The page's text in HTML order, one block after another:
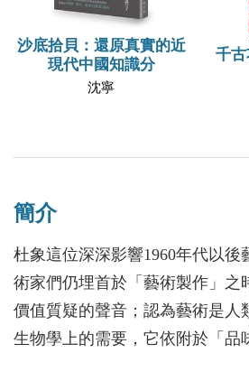
沙底拾貝：還原真實的近
現代中國知識分
沈寧
千
簡介
杜象這位深深影響1960年代以後
術家們仍埋首於「藝術製作」之
價值質疑的聲音；認為藝術是人
生物學上的需要，它依附於「品
是現代藝術英雄的化身，那麼杜